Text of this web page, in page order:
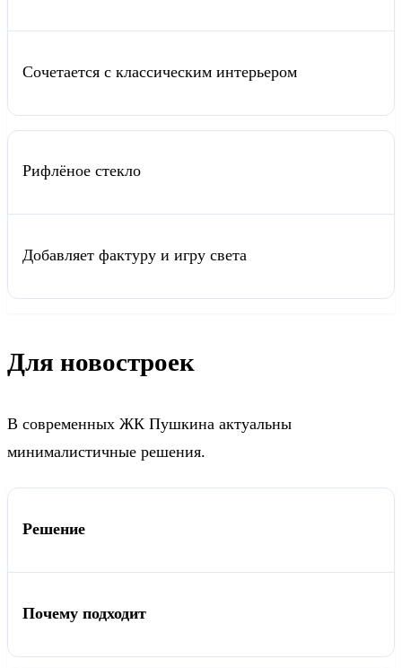
Сочетается с классическим интерьером
Рифлёное стекло
Добавляет фактуру и игру света
Для новостроек
В современных ЖК Пушкина актуальны
минималистичные решения.
Решение
Почему подходит